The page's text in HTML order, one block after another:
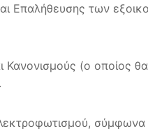
Επαλήθευσης των
(ο οποίος θα